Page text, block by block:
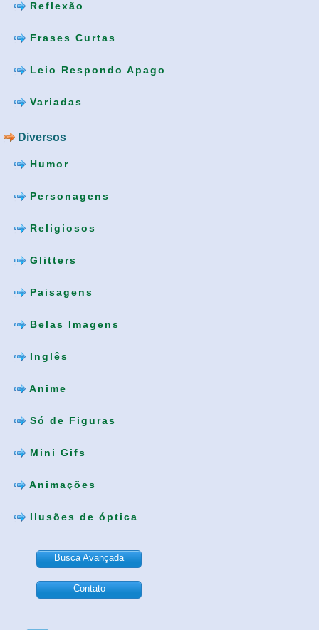
Reflexão
Frases Curtas
Leio Respondo Apago
Variadas
Diversos
Humor
Personagens
Religiosos
Glitters
Paisagens
Belas Imagens
Inglês
Anime
Só de Figuras
Mini Gifs
Animações
Ilusões de óptica
Busca Avançada
Contato